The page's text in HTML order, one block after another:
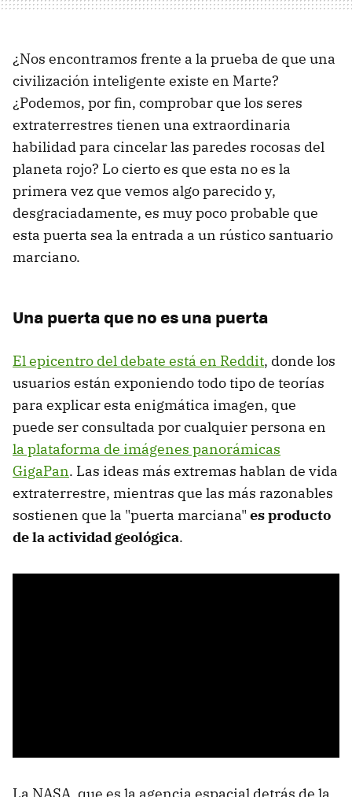
¿Nos encontramos frente a la prueba de que una
civilización inteligente existe en Marte?
¿Podemos, por fin, comprobar que los seres
extraterrestres tienen una extraordinaria
habilidad para cincelar las paredes rocosas del
planeta rojo? Lo cierto es que esta no es la
primera vez que vemos algo parecido y,
desgraciadamente, es muy poco probable que
esta puerta sea la entrada a un rústico santuario
marciano.
Una puerta que no es una puerta
El epicentro del debate está en Reddit, donde los
usuarios están exponiendo todo tipo de teorías
para explicar esta enigmática imagen, que
puede ser consultada por cualquier persona en
la plataforma de imágenes panorámicas
GigaPan. Las ideas más extremas hablan de vida
extraterrestre, mientras que las más razonables
sostienen que la "puerta marciana" es producto
de la actividad geológica.
La NASA, que es la agencia espacial detrás de la